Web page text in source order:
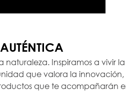
naturaleza. Inspiramos a vivir
que valora la
que te acompañarán